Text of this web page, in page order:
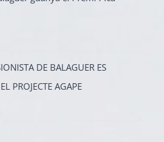
DE BALAGUER ES
PROJECTE AGAPE